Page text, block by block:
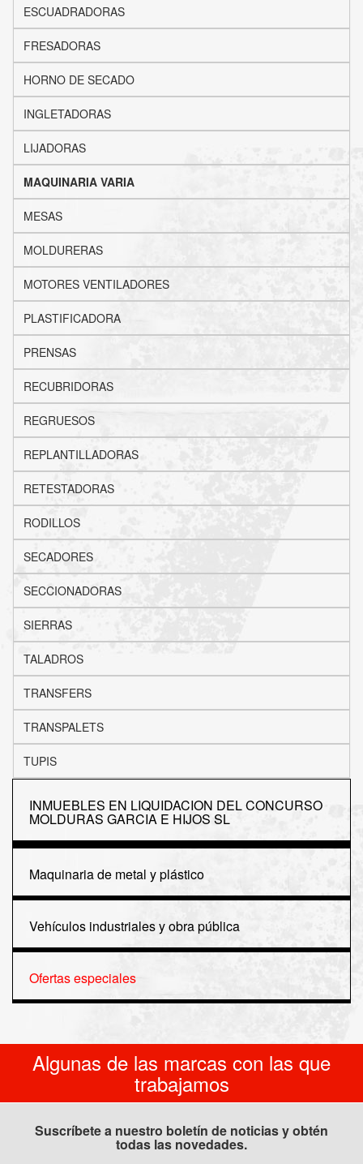
ESCUADRADORAS
FRESADORAS
HORNO DE SECADO
INGLETADORAS
LIJADORAS
MAQUINARIA VARIA
MESAS
MOLDURERAS
MOTORES VENTILADORES
PLASTIFICADORA
PRENSAS
RECUBRIDORAS
REGRUESOS
REPLANTILLADORAS
RETESTADORAS
RODILLOS
SECADORES
SECCIONADORAS
SIERRAS
TALADROS
TRANSFERS
TRANSPALETS
TUPIS
INMUEBLES EN LIQUIDACION DEL CONCURSO
MOLDURAS GARCIA E HIJOS SL
Maquinaria de metal y plástico
Vehículos industriales y obra pública
Ofertas especiales
Algunas de las marcas con las que
trabajamos
Suscríbete a nuestro boletín de noticias y obtén
todas las novedades.